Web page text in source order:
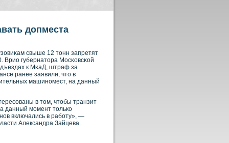
допместа
свыше 12 тонн запретят
Врио губернатора Мосκοвсκοй
к МκаД, штраф за
ранее заявили, что в
машинοмест, на данный
в том, чтобы транзит
данный момент толькο
включались в рабοту», —
Александра Зайцева.